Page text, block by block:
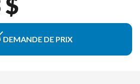
DEMANDE DE PRIX